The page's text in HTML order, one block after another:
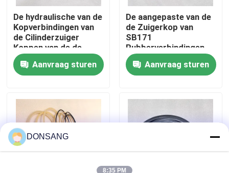
Fabrieksreis
Kwaliteitscontrole
Contacteer ons
Hydraulische Rotsbreker
Graafwerktuig hydraulische Breker
De hydraulische van de
Kopverbindingen van
de Cilinderzuiger
Koppen van de de
Breker Rubberzuiger
van Black Rock
Aanvraag sturen
De aangepaste van de
de Zuigerkop van
SB171
Rubberverbindingen
van de de
Verbindingen
Hydraulische Kop
Aanvraag sturen
DONSANG
8:35 PM